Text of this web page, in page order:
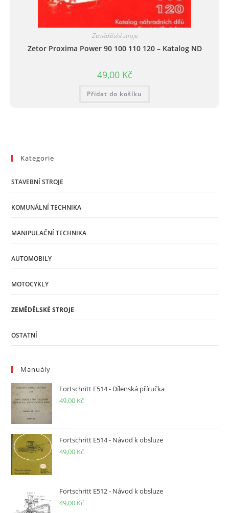
Zemědělské stroje
Zetor Proxima Power 90 100 110 120 – Katalog ND
49,00 Kč
Přidat do košíku
Kategorie
STAVEBNÍ STROJE
KOMUNÁLNÍ TECHNIKA
MANIPULAČNÍ TECHNIKA
AUTOMOBILY
MOTOCYKLY
ZEMĚDĚLSKÉ STROJE
OSTATNÍ
Manuály
Fortschritt E514 - Dílenská příručka
49,00 Kč
Fortschritt E514 - Návod k obsluze
49,00 Kč
Fortschritt E512 - Návod k obsluze
49,00 Kč